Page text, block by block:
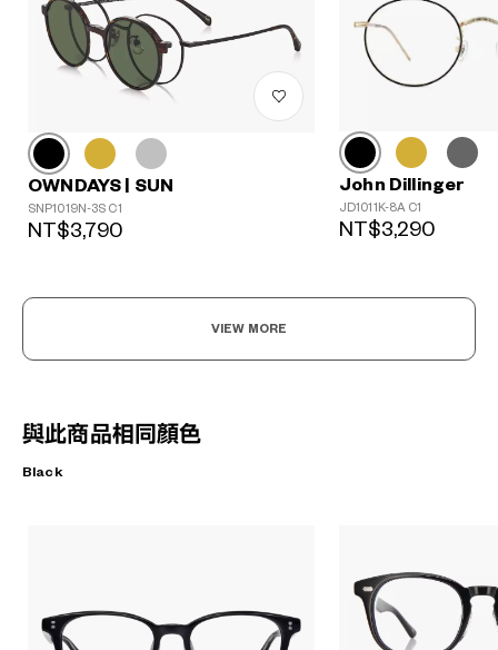
OWNDAYS | SUN
SNP1019N-3S C1
NT$3,790
John Dillinger
JD1011K-8A C1
NT$3,290
VIEW MORE
與此商品相同顏色
Black